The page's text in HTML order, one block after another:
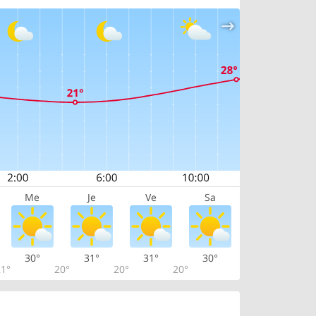
Me Je Ve Sa
30°
20°
31°
20°
31°
20°
30°